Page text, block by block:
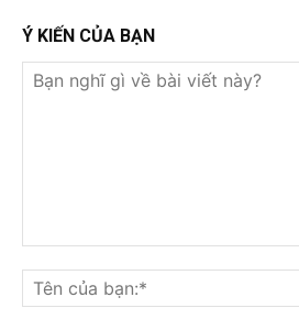
Ý KIẾN CỦA BẠN
nghĩ
gì